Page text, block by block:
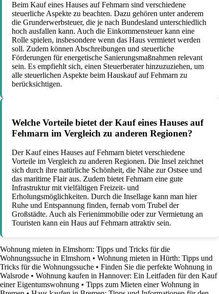
Beim Kauf eines Hauses auf Fehmarn sind verschiedene
steuerliche Aspekte zu beachten. Dazu gehören unter anderem
die Grunderwerbsteuer, die je nach Bundesland unterschiedlich
hoch ausfallen kann. Auch die Einkommensteuer kann eine
Rolle spielen, insbesondere wenn das Haus vermietet werden
soll. Zudem können Abschreibungen und steuerliche
Förderungen für energetische Sanierungsmaßnahmen relevant
sein. Es empfiehlt sich, einen Steuerberater hinzuzuziehen, um
alle steuerlichen Aspekte beim Hauskauf auf Fehmarn zu
berücksichtigen.
Welche Vorteile bietet der Kauf eines Hauses auf
Fehmarn im Vergleich zu anderen Regionen?
Der Kauf eines Hauses auf Fehmarn bietet verschiedene
Vorteile im Vergleich zu anderen Regionen. Die Insel zeichnet
sich durch ihre natürliche Schönheit, die Nähe zur Ostsee und
das maritime Flair aus. Zudem bietet Fehmarn eine gute
Infrastruktur mit vielfältigen Freizeit- und
Erholungsmöglichkeiten. Durch die Insellage kann man hier
Ruhe und Entspannung finden, fernab vom Trubel der
Großstädte. Auch als Ferienimmobilie oder zur Vermietung an
Touristen kann ein Haus auf Fehmarn attraktiv sein.
Wohnung mieten in Elmshorn: Tipps und Tricks für die
Wohnungssuche in Elmshorn • Wohnung mieten in Hürth: Tipps und
Tricks für die Wohnungssuche • Finden Sie die perfekte Wohnung in
Walsrode • Wohnung kaufen in Hannover: Ein Leitfaden für den Kauf
einer Eigentumswohnung • Tipps zum Mieten einer Wohnung in